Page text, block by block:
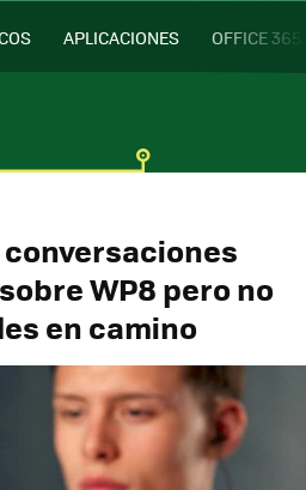
APLICACIONES OFFICE 365
WP8 pero no
en camino